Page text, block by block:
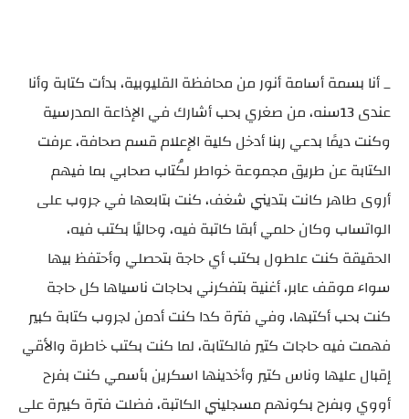
_ أنا بسمة أسامة أنور من محافظة القليوبية، بدأت كتابة وأنا
عندى 13سنه، من صغري بحب أشارك في الإذاعة المدرسية
وكنت ديمًا بدعي ربنا أدخل كلية الإعلام قسم صحافة، عرفت
الكتابة عن طريق مجموعة خواطر لكُتاب صحابي بما فيهم
أروى طاهر كانت بتديني شغف، كنت بتابعها في جروب على
الواتساب وكان حلمي أبقا كاتبة فيه، وحاليًا بكتب فيه،
الحقيقة كنت علطول بكتب أي حاجة بتحصلي وأحتفظ بيها
سواء موقف عابر، أغنية بتفكرني بحاجات ناسياها كل حاجة
كنت بحب أكتبها، وفي فترة كدا كنت أدمن لجروب كتابة كبير
فهمت فيه حاجات كتير فالكتابة، لما كنت بكتب خاطرة والأقي
إقبال عليها وناس كتير وأخدينها اسكرين بأسمي كنت بفرح
أووي وبفرح بكونهم مسجليني الكاتبة، فضلت فترة كبيرة على